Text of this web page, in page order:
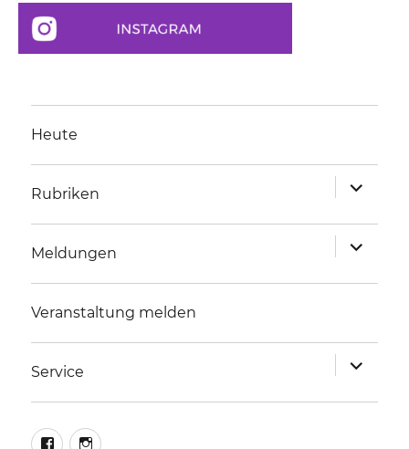
Heute
Rubriken
anzeigen
Meldungen
anzeigen
Veranstaltung melden
Service
anzeigen
facebookinstagram